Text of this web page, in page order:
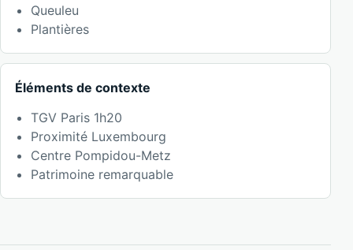
Queuleu
Plantières
Éléments de contexte
TGV Paris 1h20
Proximité Luxembourg
Centre Pompidou-Metz
Patrimoine remarquable